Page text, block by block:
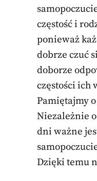
częstość i
ponieważ
dobrze czuć
doborze
częstości ich
Pamiętajmy
Niezależnie
dni ważne
Dzięki temu